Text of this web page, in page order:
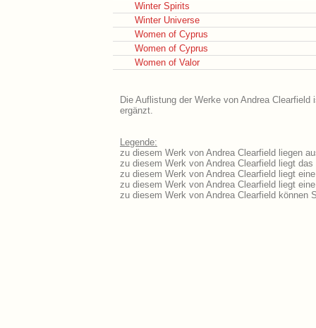
Winter Spirits
Winter Universe
Women of Cyprus
Women of Cyprus
Women of Valor
Die Auflistung der Werke von Andrea
ergänzt.
Legende:
zu diesem Werk von Andrea Clearfield liegen
zu diesem Werk von Andrea Clearfield liegt das
zu diesem Werk von Andrea Clearfield liegt
zu diesem Werk von Andrea Clearfield liegt
zu diesem Werk von Andrea Clearfield können